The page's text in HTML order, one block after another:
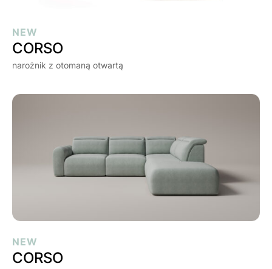
NEW
CORSO
narożnik z otomaną otwartą
CORSO
NEW
CORSO